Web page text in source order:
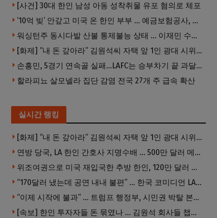
[사건] 30대 한인 남성 아동 성착취물 유포 혐의로 체포
’10억 빚’ 안갚고 미국 온 한인 부부 … 예금보험공사, 미국서 소송
워싱턴주 동시다발 산불 통제불능 상태 … 이재민 수십만명
[화제] “내 돈 갚아라” 김원석씨 자택 앞 1인 광대 시위 … 한인 투자사, “108만 달러 못받아”
손흥민, 5경기 연속골 실패…LAFC는 승부차기 끝 과달라하라 격파
할라피뇨 살모넬라 집단 감염 전국 27개 주 급속 확산
실시간 랭킹
[화제] “내 돈 갚아라” 김원석씨 자택 앞 1인 광대 시위 … 한인 투자사, “108만 달러 못받아”
연방 당국, LA 한인 간호사 지명수배 … 500만 달러 메디캐어 사기, 선고 직전 한국 도주
위조여권으로 미국 재입국한 추방 한인, 120만 달러 은행 사기 행각
“170달러 냈는데 공연 내내 불편” … 한국 코미디언 LA공연, 음향 불량에 외모 비하 개그 논란
“이제 시작에 불과” … 트럼프 행정부, 시민권 박탈 본격화
[속보] 한인 투자자들 돈 묶였나 … 김원석 회사들 챕터7 강제파산·자진파산 잇따라 신청